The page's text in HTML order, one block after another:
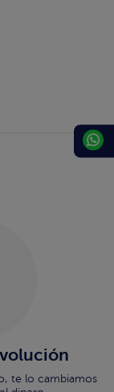
te lo cambiamos